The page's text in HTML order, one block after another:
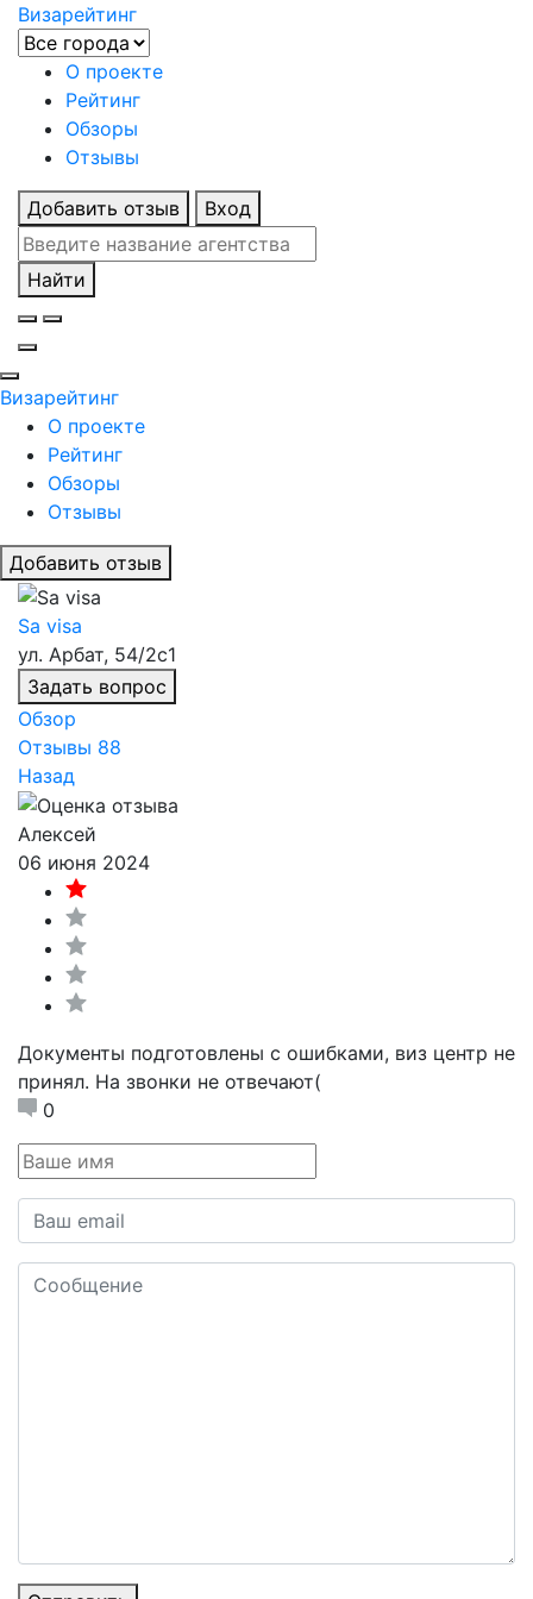
Визарейтинг
О проекте
Рейтинг
Обзоры
Отзывы
Добавить отзыв Вход
Найти
Визарейтинг
О проекте
Рейтинг
Обзоры
Отзывы
Добавить отзыв
Sa visa
ул. Арбат, 54/2с1
Задать вопрос
Обзор
Отзывы 88
Назад
Алексей
06 июня 2024
Документы подготовлены с ошибками, виз центр не
принял. На звонки не отвечают(
0